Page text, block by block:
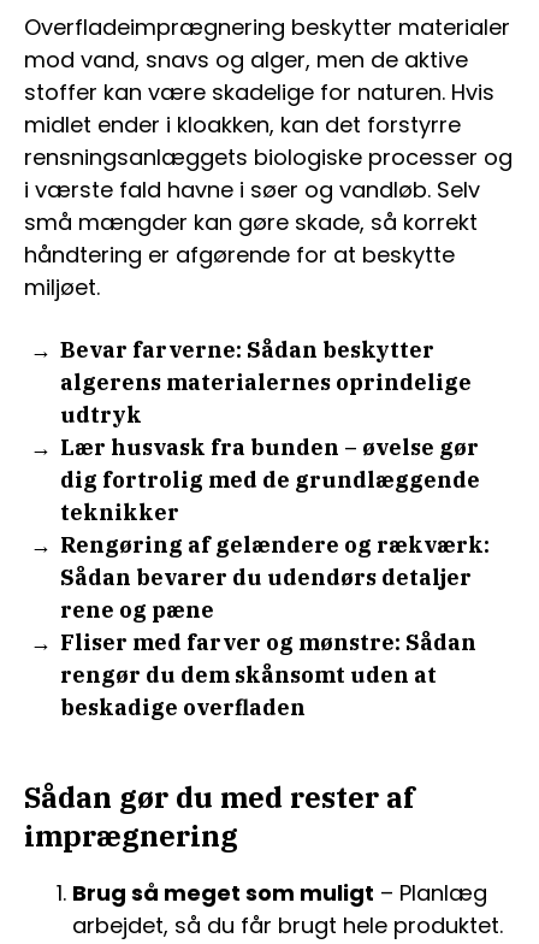
Overfladeimprægnering beskytter materialer
mod vand, snavs og alger, men de aktive
stoffer kan være skadelige for naturen. Hvis
midlet ender i kloakken, kan det forstyrre
rensningsanlæggets biologiske processer og
i værste fald havne i søer og vandløb. Selv
små mængder kan gøre skade, så korrekt
håndtering er afgørende for at beskytte
miljøet.
Bevar farverne: Sådan beskytter
algerens materialernes oprindelige
udtryk
Lær husvask fra bunden – øvelse gør
dig fortrolig med de grundlæggende
teknikker
Rengøring af gelændere og rækværk:
Sådan bevarer du udendørs detaljer
rene og pæne
Fliser med farver og mønstre: Sådan
rengør du dem skånsomt uden at
beskadige overfladen
Sådan gør du med rester af
imprægnering
Brug så meget som muligt – Planlæg
arbejdet, så du får brugt hele produktet.